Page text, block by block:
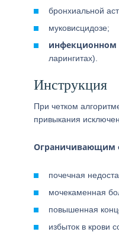
бронхиальной
муковисцидозе;
инфекционном
ларингитах).
Инструкция
При четком
привыкания
Ограничивающим
почечная
мочекаменная
повышенная
избыток в крови